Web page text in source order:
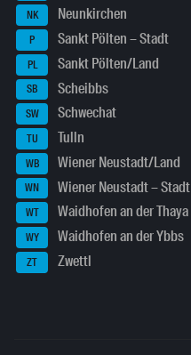
NK Neunkirchen
P Sankt Pölten – Stadt
PL Sankt Pölten/Land
SB Scheibbs
SW Schwechat
TU Tulln
WB Wiener Neustadt/Land
WN Wiener Neustadt – Stadt
WT Waidhofen an der Thaya
WY Waidhofen an der Ybbs
ZT Zwettl